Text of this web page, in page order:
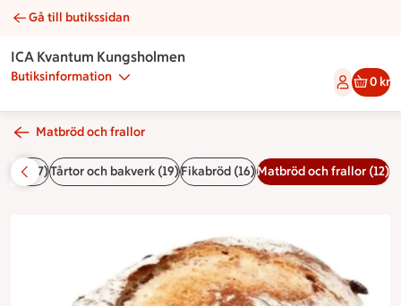
Gourmet tranbär | Catering ICA Kvantum Kungsholmen
Gå till butikssidan
ICA Kvantum Kungsholmen
Butiksinformation 0 kr
Matbröd och frallor
(7)Tårtor och bakverk (19)Fikabröd (16)Matbröd och frallor (12)